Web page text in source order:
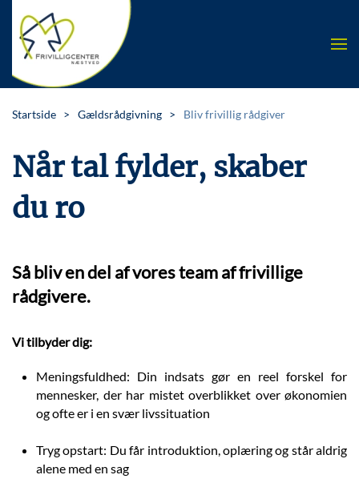
Skip to main content
Startside Gældsrådgivning Bliv frivillig rådgiver
Når tal fylder, skaber
du ro
Så bliv en del af vores team af frivillige
rådgivere.
Vi tilbyder dig:
Meningsfuldhed: Din indsats gør en reel forskel for
mennesker, der har mistet overblikket over økonomien
og ofte er i en svær livssituation
Tryg opstart: Du får introduktion, oplæring og står aldrig
alene med en sag